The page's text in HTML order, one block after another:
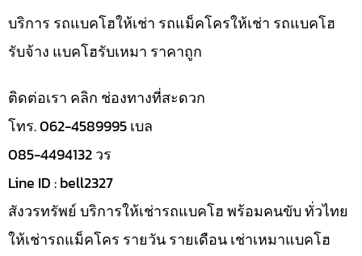
บริการ รถแบคโฮให้เช่า รถแม็คโครให้เช่า รถแบคโฮ
รับจ้าง แบคโฮรับเหมา ราคาถูก
ติดต่อเรา คลิก ช่องทางที่สะดวก
โทร. 062-4589995 เบล
085-4494132 วร
Line ID : bell2327
สังวรทรัพย์ บริการให้เช่ารถแบคโฮ พร้อมคนขับ ทั่วไทย
ให้เช่ารถแม็คโคร รายวัน รายเดือน เช่าเหมาแบคโฮ